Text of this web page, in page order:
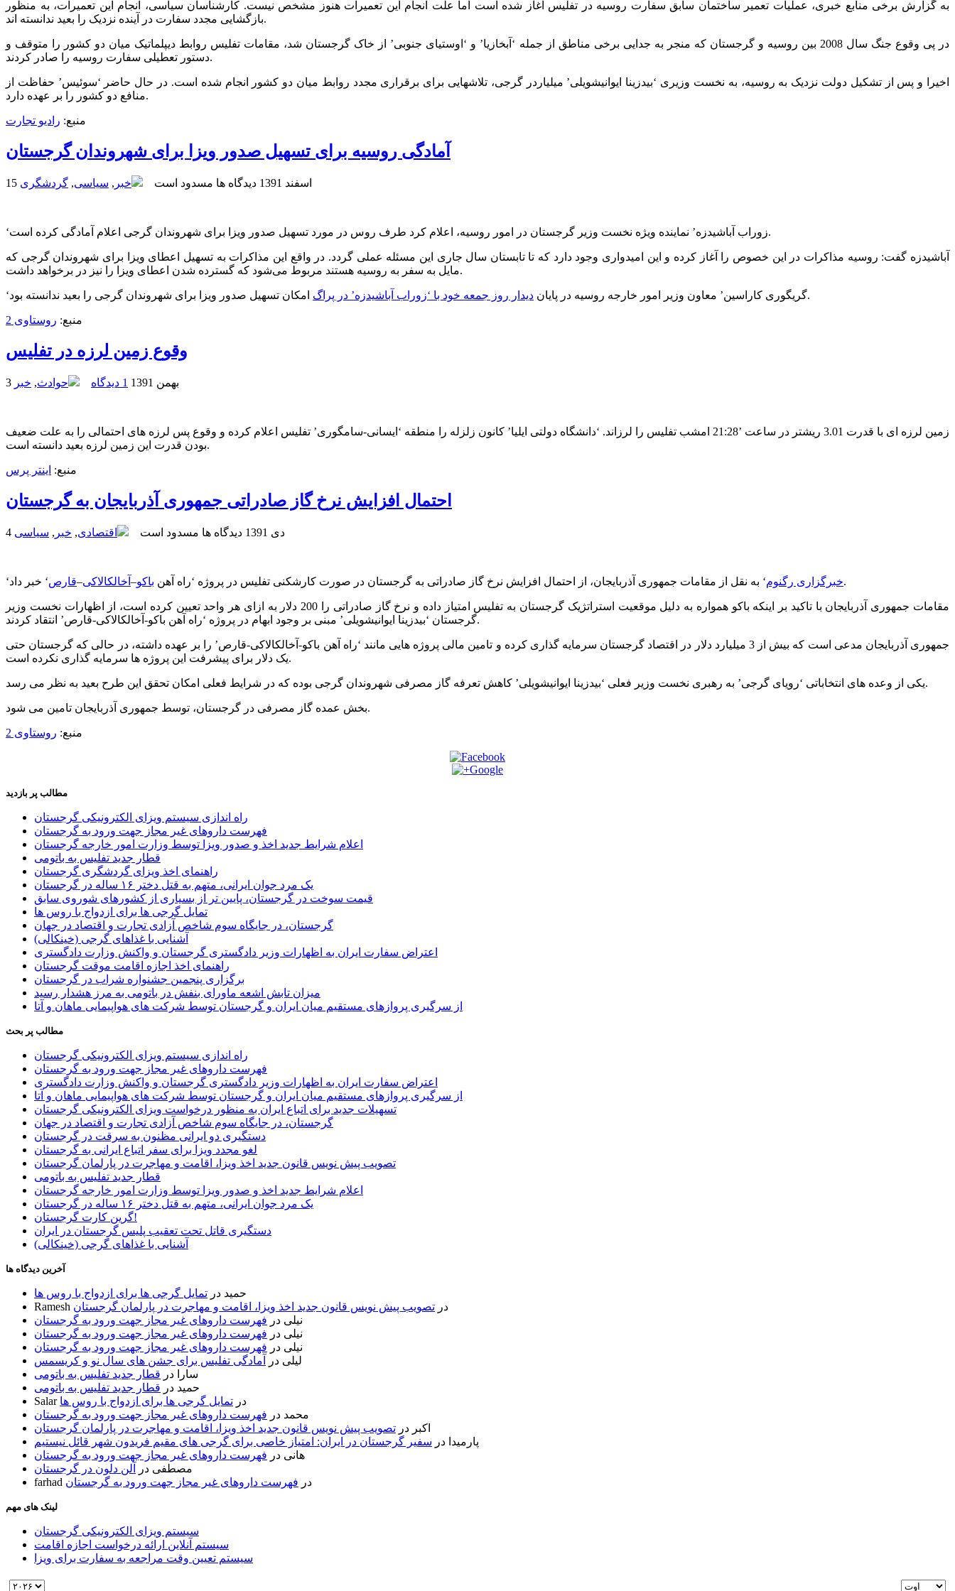
به گزارش برخی منابع خبری، عملیات تعمیر ساختمان سابق سفارت روسیه در تفلیس آغاز شده است اما علت انجام این تعمیرات هنوز مشخص نیست. کارشناسان سیاسی، انجام این تعمیرات، به منظور
بازگشایی مجدد سفارت در آینده نزدیک را بعید ندانسته اند.
در پی وقوع جنگ سال 2008 بین روسیه و گرجستان که منجر به جدایی برخی مناطق از جمله ‘آبخازیا’ و ‘اوستیای جنوبی’ از خاک گرجستان شد، مقامات تفلیس روابط دیپلماتیک میان دو کشور را متوقف و
دستور تعطیلی سفارت روسیه را صادر کردند.
اخیرا و پس از تشکیل دولت نزدیک به روسیه، به نخست وزیری ‘بیدزینا ایوانیشویلی’ میلیاردر گرجی، تلاشهایی برای برقراری مجدد روابط میان دو کشور انجام شده است. در حال حاضر ‘سوئیس’ حفاظت از
منافع دو کشور را بر عهده دارد.
منبع: رادیو تجارت
آمادگی روسیه برای تسهیل صدور ویزا برای شهروندان گرجستان
15 اسفند 1391 دیدگاه ها مسدود است خبر , سیاسی, گردشگری
‘زوراب آباشیدزه’ نماینده ویژه نخست وزیر گرجستان در امور روسیه، اعلام کرد طرف روس در مورد تسهیل صدور ویزا برای شهروندان گرجی اعلام آمادگی کرده است.
آباشیدزه گفت: روسیه مذاکرات در این خصوص را آغاز کرده و این امیدواری وجود دارد که تا تابستان سال جاری این مسئله عملی گردد. در واقع این مذاکرات به تسهیل اعطای ویزا برای شهروندان گرجی که
مایل به سفر به روسیه هستند مربوط می‌شود که گسترده شدن اعطای ویزا را نیز در برخواهد داشت.
‘گریگوری کاراسین’ معاون وزیر امور خارجه روسیه در پایان دیدار روز جمعه خود با ‘زوراب آباشیدزه’ در پراگ امکان تسهیل صدور ویزا برای شهروندان گرجی را بعید ندانسته بود.
منبع: روستاوی 2
وقوع زمین لرزه در تفلیس
3 بهمن 1391 1 دیدگاه حوادث, خبر
زمین لرزه ای با قدرت 3.01 ریشتر در ساعت ’21:28 امشب تفلیس را لرزاند. ‘دانشگاه دولتی ایلیا’ کانون زلزله را منطقه ‘ایسانی-سامگوری’ تفلیس اعلام کرده و وقوع پس لرزه های احتمالی را به علت ضعیف
بودن قدرت این زمین لرزه بعید دانسته است.
منبع: اینتر پرس
احتمال افزایش نرخ گاز صادراتی جمهوری آذربایجان به گرجستان
4 دی 1391 دیدگاه ها مسدود است اقتصادی, خبر , سیاسی
‘ خبرگزاری رگنوم‘ به نقل از مقامات جمهوری آذربایجان، از احتمال افزایش نرخ گاز صادراتی به گرجستان در صورت کارشکنی تفلیس در پروژه ‘راه آهن باکو– آخالکالاکی–قارص ‘ خبر داد.
مقامات جمهوری آذربایجان با تاکید بر اینکه باکو همواره به دلیل موقعیت استراتژیک گرجستان به تفلیس امتیاز داده و نرخ گاز صادراتی را 200 دلار به ازای هر واحد تعیین کرده است، از اظهارات نخست وزیر
گرجستان ‘بیدزینا ایوانیشویلی’ مبنی بر وجود ابهام در پروژه ‘راه آهن باکو-آخالکالاکی-قارص’ انتقاد کردند.
جمهوری آذربایجان مدعی است که بیش از 3 میلیارد دلار در اقتصاد گرجستان سرمایه گذاری کرده و تامین مالی پروژه هایی مانند ‘راه آهن باکو-آخالکالاکی-قارص’ را بر عهده داشته، در حالی که گرجستان حتی
یک دلار برای پیشرفت این پروژه ها سرمایه گذاری نکرده است.
یکی از وعده های انتخاباتی ‘رویای گرجی’ به رهبری نخست وزیر فعلی ‘بیدزینا ایوانیشویلی’ کاهش تعرفه گاز مصرفی شهروندان گرجی بوده که در شرایط فعلی امکان تحقق این طرح بعید به نظر می رسد.
بخش عمده گاز مصرفی در گرجستان، توسط جمهوری آذربایجان تامین می شود.
منبع: روستاوی 2
مطالب پر بازدید
راه اندازی سیستم ویزای الکترونیکی گرجستان
فهرست داروهای غیر مجاز جهت ورود به گرجستان
اعلام شرایط جدید اخذ و صدور ویزا توسط وزارت امور خارجه گرجستان
قطار جدید تفلیس به باتومی
راهنمای اخذ ویزای گردشگری گرجستان
یک مرد جوان ایرانی، متهم به قتل دختر ۱۶ ساله در گرجستان
قیمت سوخت در گرجستان، پایین تر از بسیاری از کشورهای شوروی سابق
تمایل گرجی ها برای ازدواج با روس ها
گرجستان، در جایگاه سوم شاخص آزادی تجارت و اقتصاد در جهان
آشنایی با غذاهای گرجی (خینکالی)
اعتراض سفارت ایران به اظهارات وزیر دادگستری گرجستان و واکنش وزارت دادگستری
راهنمای اخذ اجازه اقامت موقت گرجستان
برگزاری پنجمین جشنواره شراب در گرجستان
میزان تابش اشعه ماورای بنفش در باتومی به مرز هشدار رسید
از سرگیری پروازهای مستقیم میان ایران و گرجستان توسط شرکت های هواپیمایی ماهان و آتا
مطالب پر بحث
راه اندازی سیستم ویزای الکترونیکی گرجستان
فهرست داروهای غیر مجاز جهت ورود به گرجستان
اعتراض سفارت ایران به اظهارات وزیر دادگستری گرجستان و واکنش وزارت دادگستری
از سرگیری پروازهای مستقیم میان ایران و گرجستان توسط شرکت های هواپیمایی ماهان و آتا
تسهیلات جدید برای اتباع ایران به منظور درخواست ویزای الکترونیکی گرجستان
گرجستان، در جایگاه سوم شاخص آزادی تجارت و اقتصاد در جهان
دستگیری دو ایرانی مظنون به سرقت در گرجستان
لغو مجدد ویزا برای سفر اتباع ایرانی به گرجستان
تصویب پیش نویس قانون جدید اخذ ویزا، اقامت و مهاجرت در پارلمان گرجستان
قطار جدید تفلیس به باتومی
اعلام شرایط جدید اخذ و صدور ویزا توسط وزارت امور خارجه گرجستان
یک مرد جوان ایرانی، متهم به قتل دختر ۱۶ ساله در گرجستان
گرین کارت گرجستان!
دستگیری قاتل تحت تعقیب پلیس گرجستان در ایران
آشنایی با غذاهای گرجی (خینکالی)
آخرین دیدگاه ها
حمید در تمایل گرجی ها برای ازدواج با روس ها
Ramesh
در تصویب پیش نویس قانون جدید اخذ ویزا، اقامت و مهاجرت در پارلمان گرجستان
نیلی در فهرست داروهای غیر مجاز جهت ورود به گرجستان
نیلی در فهرست داروهای غیر مجاز جهت ورود به گرجستان
نیلی در فهرست داروهای غیر مجاز جهت ورود به گرجستان
لیلی در
آمادگی تفلیس برای جشن های سال نو و کریسمس
سارا
در قطار جدید تفلیس به باتومی
حمید در قطار جدید تفلیس به باتومی
Salar
در تمایل گرجی ها برای ازدواج با روس ها
محمد در فهرست داروهای غیر مجاز جهت ورود به گرجستان
اکبر در تصویب پیش نویس قانون جدید اخذ ویزا، اقامت و مهاجرت در پارلمان گرجستان
پارمیدا در سفیر گرجستان در ایران: امتیاز خاصی برای گرجی های مقیم فریدون شهر قائل نیستیم
هانی در فهرست داروهای غیر مجاز جهت ورود به گرجستان
مصطفی در
آلن دلون در گرجستان
farhad
در فهرست داروهای غیر مجاز جهت ورود به گرجستان
لینک های مهم
سیستم ویزای الکترونیکی گرجستان
سیستم آنلاین ارائه درخواست اجازه اقامت
سیستم تعیین وقت مراجعه به سفارت برای ویزا